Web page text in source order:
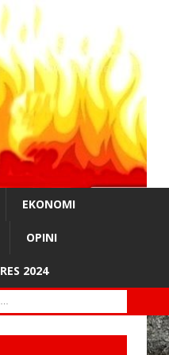
EKONOMI
OPINI
2024